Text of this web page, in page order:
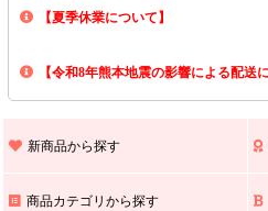
【夏季休業について】
8/13(木)～8/16(日)の間｢出荷業務・お問
上記期間中のご注文・お問い合わせは
【令和8年熊本地震の影響による配送
また､ 九州全域でお荷物のお届けに遅
新商品から探す
商品カテゴリから探す